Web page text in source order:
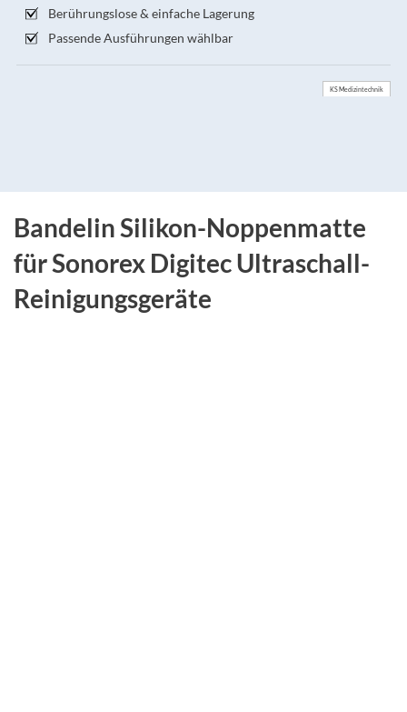
Berührungslose & einfache Lagerung
Passende Ausführungen wählbar
KS Medizintechnik
Bandelin Silikon-Noppenmatte
für Sonorex Digitec Ultraschall-
Reinigungsgeräte